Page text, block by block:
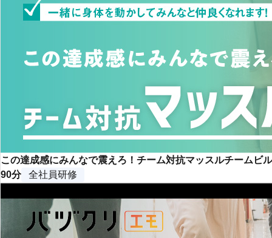
この達成感にみんなで震えろ！チーム対抗マッスルチームビ
90分
全社員研修